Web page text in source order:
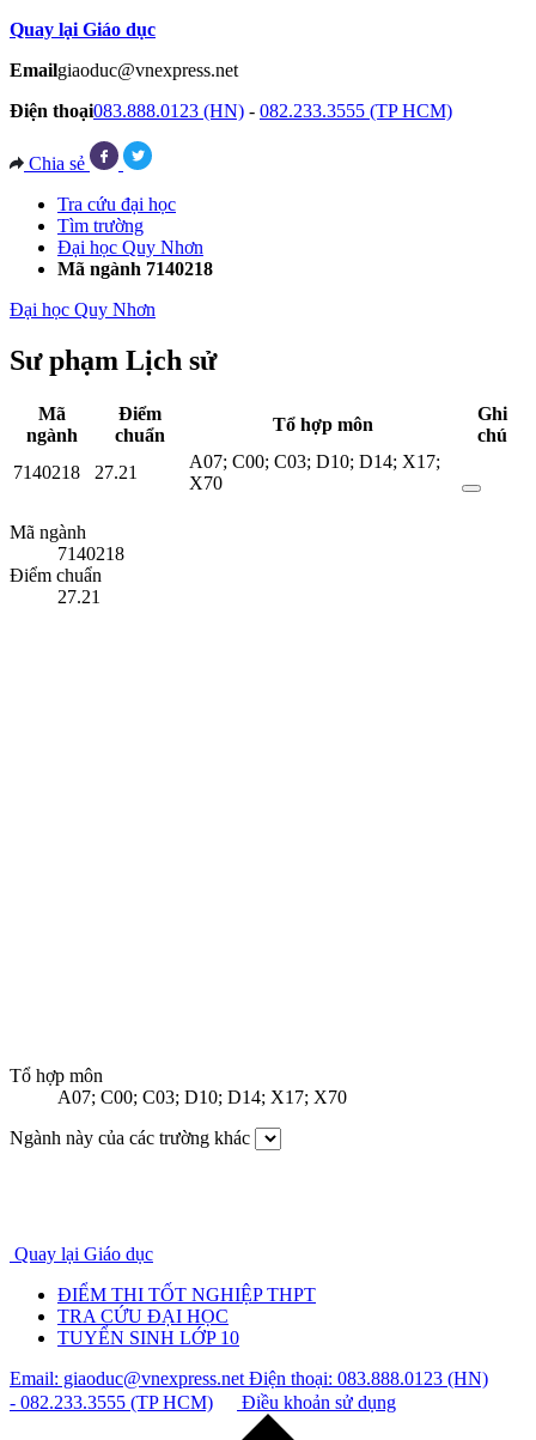
Quay lại Giáo dục
Emailgiaoduc@vnexpress.net
Điện thoại083.888.0123 (HN) - 082.233.3555 (TP HCM)
Chia sẻ
Tra cứu đại học
Tìm trường
Đại học Quy Nhơn
Mã ngành 7140218
Đại học Quy Nhơn
Sư phạm Lịch sử
Mã
ngành
Điểm
chuẩn
Tổ hợp môn
Ghi
chú
7140218
27.21
A07; C00; C03; D10; D14; X17;
X70
Mã ngành
7140218
Điểm chuẩn
27.21
Tổ hợp môn
A07; C00; C03; D10; D14; X17; X70
Ngành này của các trường khác
Quay lại Giáo dục
ĐIỂM THI TỐT NGHIỆP THPT
TRA CỨU ĐẠI HỌC
TUYỂN SINH LỚP 10
Email: giaoduc@vnexpress.netĐiện thoại: 083.888.0123 (HN)
- 082.233.3555 (TP HCM)
Điều khoản sử dụng